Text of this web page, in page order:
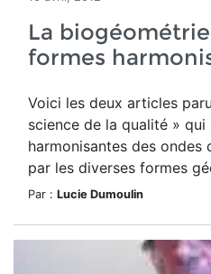
La
formes
Voici les deux articles
science de la qualité »
harmonisantes des ondes
par les diverses formes
Par : Lucie Dumoulin